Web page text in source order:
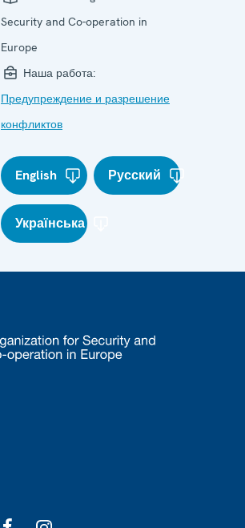
Security and Co-operation in
Europe
Наша работа:
Предупреждение и разрешение
конфликтов
English Русский
Українська